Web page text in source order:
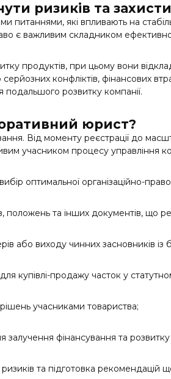
ризиків та
питаннями, які впливають на
є важливим складником
продуктів, при цьому вони
конфліктів, фінансових
розвитку компанії.
юрист?
Від моменту реєстрації до
учасником процесу управління
оптимальної організаційно-
та інших документів, що
або виходу чинних засновників із
купівлі-продажу часток у
учасниками товариства;
залучення фінансування та розвитку
та підготовка рекомендацій